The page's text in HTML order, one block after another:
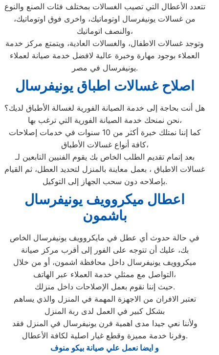
تتعدد الأعطال التي تصيب الغسالات بمختلف فئات الصنع والنوع
من غسالات يونيفرسال اوتوماتيك، واخرى فوق اوتوماتيك،
والنصف اتوماتيك،
وتوجد غسالات الاطفال، والغسالات العادية، ويتمتع مركز خدمة
العملاء بوجود مهارة وخبرة عالية لافضل خدمة صيانة لعملاء
يونيفرسال في مصر.
اصلاح غسالات اطباق يونيفرسال
هل أنت بحاجة إلى خدمة الصيانة الفورية لغسالة الأطباق لديك؟
نحن نمنحك خدمة الصيانة الفورية التي ترغب بها،
كما إننا نمتلك خبرة أكثر من 10 سنوات في خدمات إصلاحات
كافة أنواع غسالات الأطباق،
بعد إتمام تقديم الطلب الخاص بك يقوم الفنيين التابعين لـ
غسالات الاطباق ، بعمل معاينة بالمنزل لتحديد العطل، ثم القيام
بإصلاحه دون سحب الجهاز إلى التوكيل.
اعطال ميكروويف يونيفرسال
باشمون
في حالة حدوث أي عطل في مايكروويف يونيفرسال الخاص
بك، عليك أن تتوجه على الفور إلى أقرب مركز صيانة
ميكروويف يونيفرسال داخل محافظة اشمون، أو من خلال
التواصل مع ممثلي خدمة العملاء عبر الهاتف،
حيث إننا نقوم بعمل الإصلاحات داخل منزلك.
تعتبر الافران من الاجهزة المهمة في المنزل والذي يساهم
بشكل كبير في العمل لدى ربة المنزل
ولأننا نعي جيدا مدى اهمية فرن يونيفرسال في المنزل فقد
وفرنا خدمة مميزة وقطع غيار اصلية لكافة الأعطال.
و ايضا نعمل علي صيانة بيكو منوف